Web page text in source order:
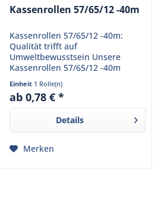
Kassenrollen 57/65/12 -40m
Kassenrollen 57/65/12 -40m:
Qualität trifft auf
Umweltbewusstsein Unsere
Kassenrollen 57/65/12 -40m
bieten eine hohe Qualität und
schonen gleichzeitig die Umwelt.
Diese Kassenrollen sind nicht nur
Einheit 1 Rolle(n)
ab 0,78 € *
Details
Merken